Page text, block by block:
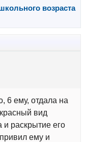
возраста
6 ему, отдала на
вид
и раскрытие его
ему и